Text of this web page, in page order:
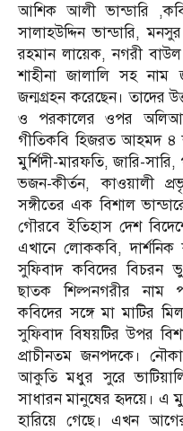
আশিক আলী ভান্ডারি
সালাহউদ্দিন ভান্ডারি,
রহমান লায়েক, নগরী
শাহীনা জালালি সহ
জন্মগ্রহন করেছেন। তাদের
ও পরকালের ওপর
গীতিকবি হিজরত আহমদ ৪
মুর্শিদী-মারফতি, জারি-
ভজন-কীর্তন, কাওয়ালী
সঙ্গীতের এক বিশাল
গৌরবে ইতিহাস দেশ
এখানে লোককবি, দার্শনিক
সুফিবাদ কবিদের বিচরন
ছাতক শিল্পনগরীর নাম
কবিদের সঙ্গে মা মাটির
সুফিবাদ বিষয়টির উপর
প্রাচীনতম জনপদকে।
আকুতি মধুর সুরে
সাধারন মানুষের হৃদয়ে। এ
হারিয়ে গেছে। এখন